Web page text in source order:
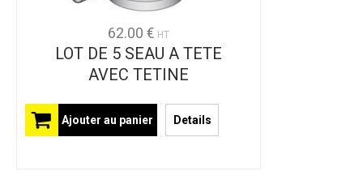
62.00 € HT
LOT DE 5 SEAU A TETE
AVEC TETINE
Ajouter au panier Details